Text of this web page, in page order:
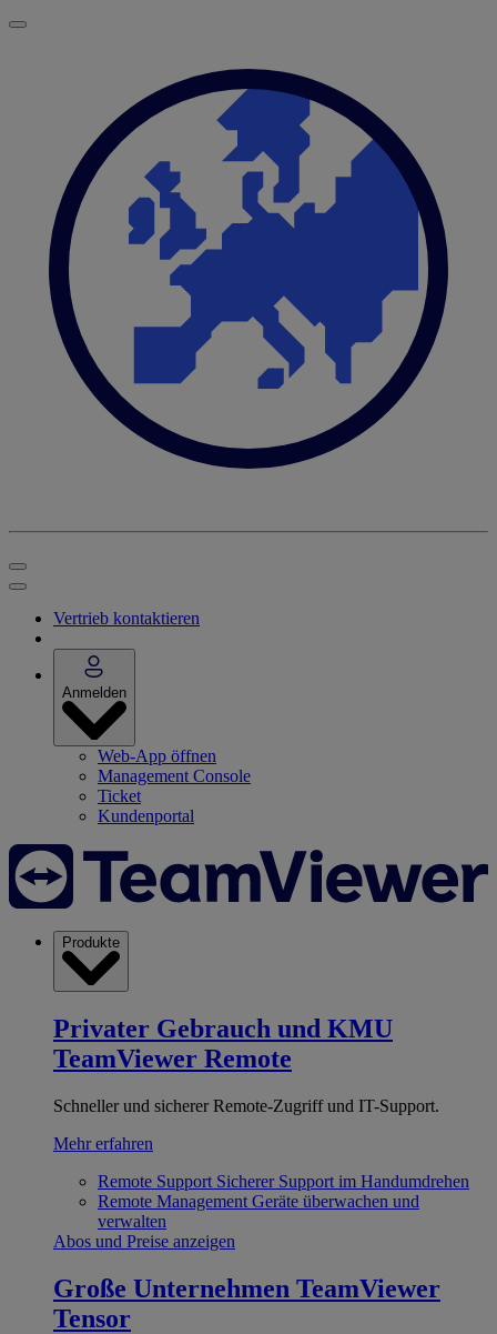
Vertrieb kontaktieren
Anmelden
Web-App öffnen
Management Console
Ticket
Kundenportal
Produkte
Privater Gebrauch und KMU
TeamViewer Remote
Schneller und sicherer Remote-Zugriff und IT-Support.
Mehr erfahren
Remote Support Sicherer Support im Handumdrehen
Remote Management Geräte überwachen und
verwalten
Abos und Preise anzeigen
Große Unternehmen TeamViewer
Tensor